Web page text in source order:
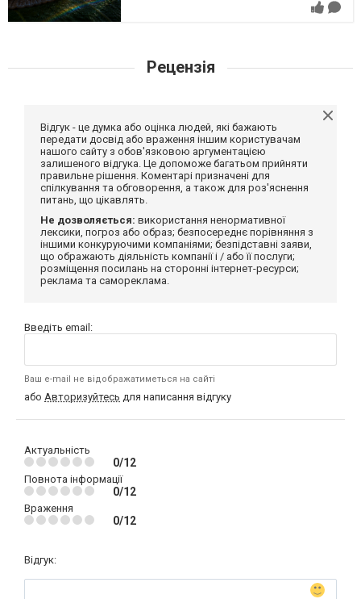
Рецензія
Відгук - це думка або оцінка людей, які бажають
передати досвід або враження іншим користувачам
нашого сайту з обов'язковою аргументацією
залишеного відгука. Це допоможе багатьом прийняти
правильне рішення. Коментарі призначені для
спілкування та обговорення, а також для роз'яснення
питань, що цікавлять.
Не дозволяється: використання ненормативної
лексики, погроз або образ; безпосереднє порівняння з
іншими конкуруючими компаніями; безпідставні заяви,
що ображають діяльність компанії і / або її послуги;
розміщення посилань на сторонні інтернет-ресурси;
реклама та самореклама.
Введіть email:
Ваш e-mail не відображатиметься на сайті
або Авторизуйтесь для написання відгуку
Актуальність
0/12
Повнота інформації
0/12
Враження
0/12
Відгук: